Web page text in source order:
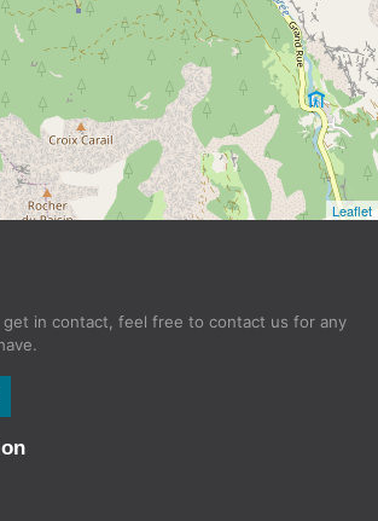
Leaflet
get in contact, feel free to contact us for any